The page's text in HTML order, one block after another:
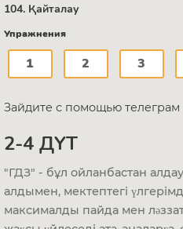
104. Қайталау
Упражнения
1 2 3
Зайдите с помощью телеграм
2-4 ДҮТ
"ГДЗ" - бұл ойланбастан
алдымен, мектептегі
максималды пайда мен